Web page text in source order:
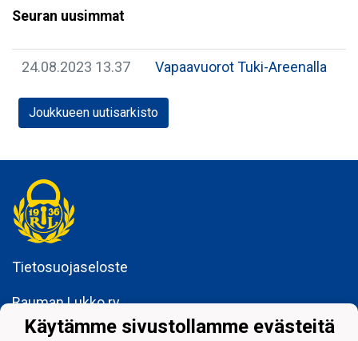
Seuran uusimmat
24.08.2023 13.37 Vapaavuorot Tuki-Areenalla
Joukkueen uutisarkisto
Tietosuojaseloste
Rauman Lukko ry
Kuninkaankatu 3
26100 Rauma
Käytämme sivustollamme evästeitä